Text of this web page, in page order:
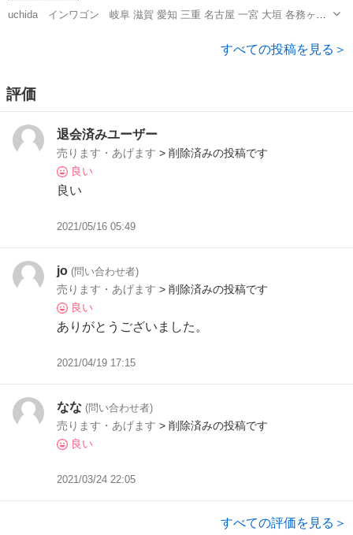
uchida インワゴン 岐阜 滋賀 愛知 三重 名古屋 一宮 大垣 各務ヶ原
の美品が低価格 日曜 祝日 休 月曜～金曜 10：00～...
すべての投稿を見る＞
評価
退会済みユーザー
売ります・あげます > 削除済みの投稿です
良い
良い
2021/05/16 05:49
jo (問い合わせ者)
売ります・あげます > 削除済みの投稿です
良い
ありがとうございました。
2021/04/19 17:15
なな (問い合わせ者)
売ります・あげます > 削除済みの投稿です
良い
2021/03/24 22:05
すべての評価を見る＞